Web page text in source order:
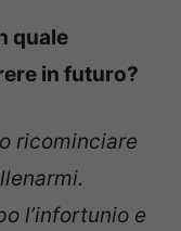
quale
in futuro?
ricominciare
l’infortunio e